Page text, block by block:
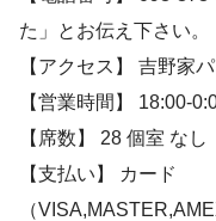
た」とお伝え下さい。
【アクセス】 吉野家
【営業時間】 18:00-
【席数】 28 個室 なし
【支払い】 カード
（